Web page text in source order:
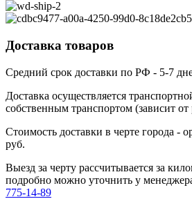
Доставка товаров
Средний срок доставки по РФ - 5-7
Доставка осуществляется
собственным транспортом (зависит от
Стоимость доставки в черте города -
руб.
Выезд за черту рассчитывается за
подробно можно уточнить у
775-14-89